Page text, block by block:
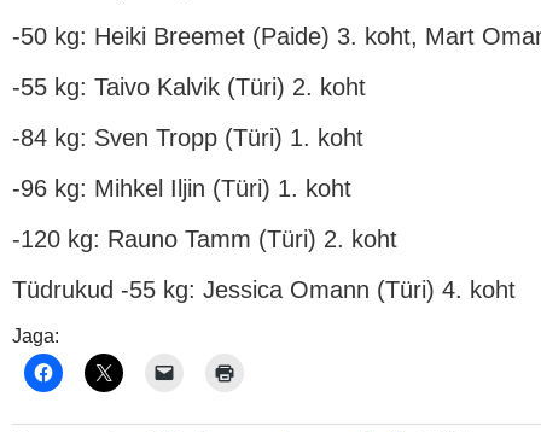
-50 kg: Heiki Breemet (Paide) 3. koht, Mart
-55 kg: Taivo Kalvik (Türi) 2. koht
-84 kg: Sven Tropp (Türi) 1. koht
-96 kg: Mihkel Iljin (Türi) 1. koht
-120 kg: Rauno Tamm (Türi) 2. koht
Tüdrukud -55 kg: Jessica Omann (Türi) 4. koht
Jaga: